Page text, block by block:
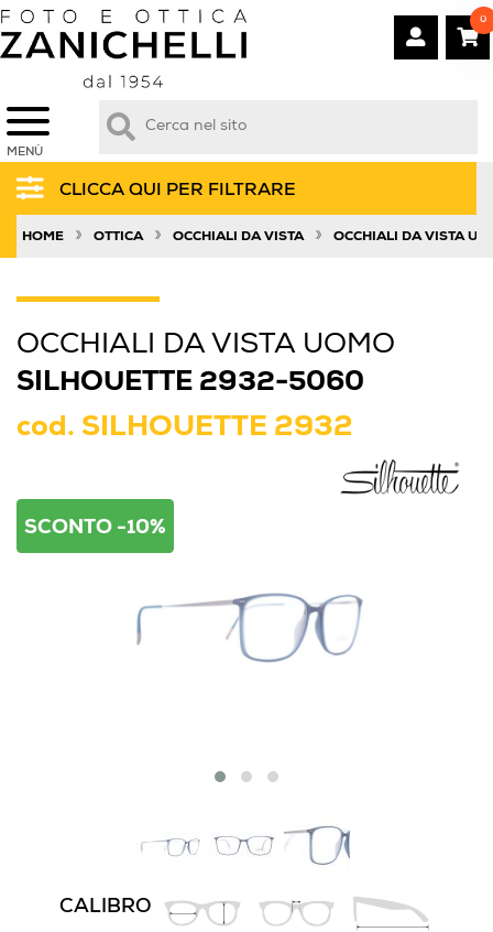
MENÙ
0
CLICCA QUI PER FILTRARE
HOME » OTTICA » OCCHIALI DA VISTA » OCCHIALI DA VISTA
OCCHIALI DA VISTA UOMO
SILHOUETTE 2932-5060
cod. SILHOUETTE 2932
SCONTO -10%
CALIBRO